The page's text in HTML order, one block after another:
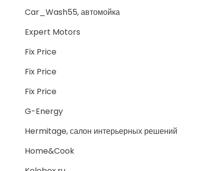
Car_Wash55, автомойка
Expert Motors
Fix Price
Fix Price
Fix Price
G-Energy
Hermitage, салон интерьерных решений
Home&Cook